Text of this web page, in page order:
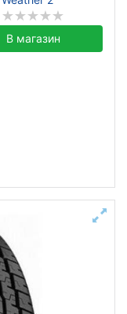
В магазин